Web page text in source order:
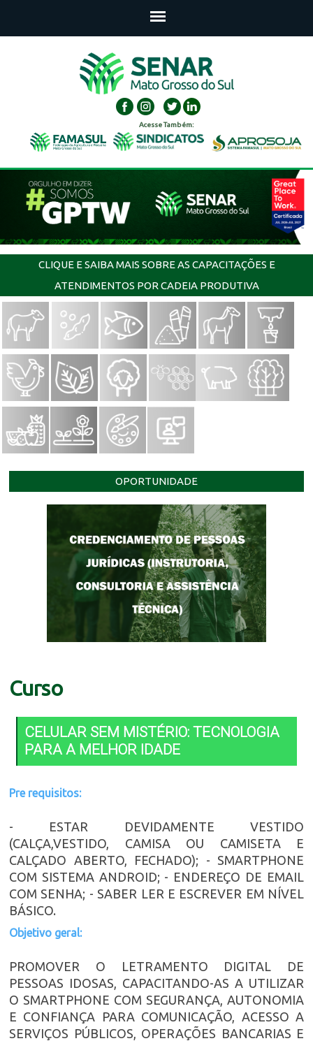
Acesse Também:
CLIQUE E SAIBA MAIS SOBRE AS CAPACITAÇÕES E
ATENDIMENTOS POR CADEIA PRODUTIVA
OPORTUNIDADE
Curso
CELULAR SEM MISTÉRIO: TECNOLOGIA
PARA A MELHOR IDADE
Pre requisitos:
- ESTAR DEVIDAMENTE VESTIDO
(CALÇA,VESTIDO, CAMISA OU CAMISETA E
CALÇADO ABERTO, FECHADO); - SMARTPHONE
COM SISTEMA ANDROID; - ENDEREÇO DE EMAIL
COM SENHA; - SABER LER E ESCREVER EM NÍVEL
BÁSICO.
Objetivo geral:
PROMOVER O LETRAMENTO DIGITAL DE
PESSOAS IDOSAS, CAPACITANDO-AS A UTILIZAR
O SMARTPHONE COM SEGURANÇA, AUTONOMIA
E CONFIANÇA PARA COMUNICAÇÃO, ACESSO A
SERVIÇOS PÚBLICOS, OPERAÇÕES BANCARIAS E